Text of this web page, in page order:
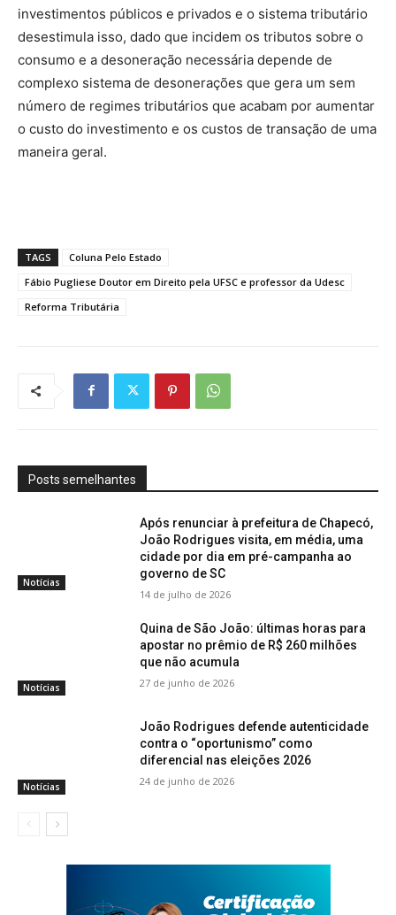
investimentos públicos e privados e o sistema tributário
desestimula isso, dado que incidem os tributos sobre o
consumo e a desoneração necessária depende de
complexo sistema de desonerações que gera um sem
número de regimes tributários que acabam por aumentar
o custo do investimento e os custos de transação de uma
maneira geral.
TAGS
Coluna Pelo Estado
Fábio Pugliese Doutor em Direito pela UFSC e professor da Udesc
Reforma Tributária
Posts semelhantes
Notícias
Após renunciar à prefeitura de Chapecó,
João Rodrigues visita, em média, uma
cidade por dia em pré-campanha ao
governo de SC
14 de julho de 2026
Notícias
Quina de São João: últimas horas para
apostar no prêmio de R$ 260 milhões
que não acumula
27 de junho de 2026
Notícias
João Rodrigues defende autenticidade
contra o “oportunismo” como
diferencial nas eleições 2026
24 de junho de 2026